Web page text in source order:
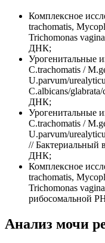
Комплексное
trachomatis,
Trichomonas
ДНК;
Урогенитальные
C.trachomatis /
U.parvum/
C.albicans/
ДНК;
Урогенитальные
C.trachomatis /
U.parvum/
// Бактериальный
ДНК;
Комплексное
trachomatis,
Trichomonas
рибосомальной
Анализ мочи